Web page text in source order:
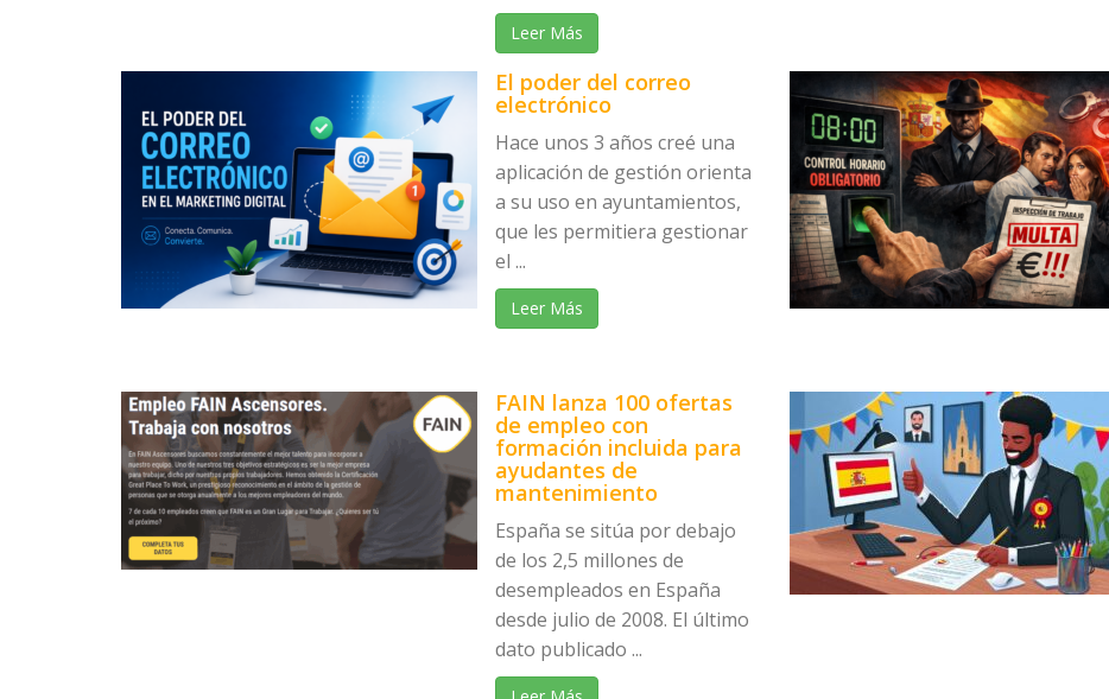
Leer Más
El poder del correo
electrónico
Hace unos 3 años creé una
aplicación de gestión orienta
a su uso en ayuntamientos,
que les permitiera gestionar
el ...
Leer Más
FAIN lanza 100 ofertas
de empleo con
formación incluida para
ayudantes de
mantenimiento
España se sitúa por debajo
de los 2,5 millones de
desempleados en España
desde julio de 2008. El último
dato publicado ...